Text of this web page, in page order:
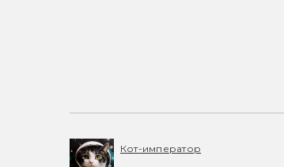
Кот-император